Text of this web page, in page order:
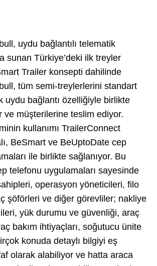
uydu bağlantılı telematik
sunan Türkiye’deki ilk treyler
Trailer konsepti dahilinde
tüm semi-treylerlerini standart
uydu bağlantı özelliğiyle birlikte
ve müşterilerine teslim ediyor.
kullanımı TrailerConnect
BeSmart ve BeUptoDate cep
ile birlikte sağlanıyor. Bu
telefonu uygulamaları sayesinde
operasyon yöneticileri, filo
şöförleri ve diğer görevliler; nakliye
yük durumu ve güvenliği, araç
bakım ihtiyaçları, soğutucu ünite
konuda detaylı bilgiyi eş
olarak alabiliyor ve hatta araca